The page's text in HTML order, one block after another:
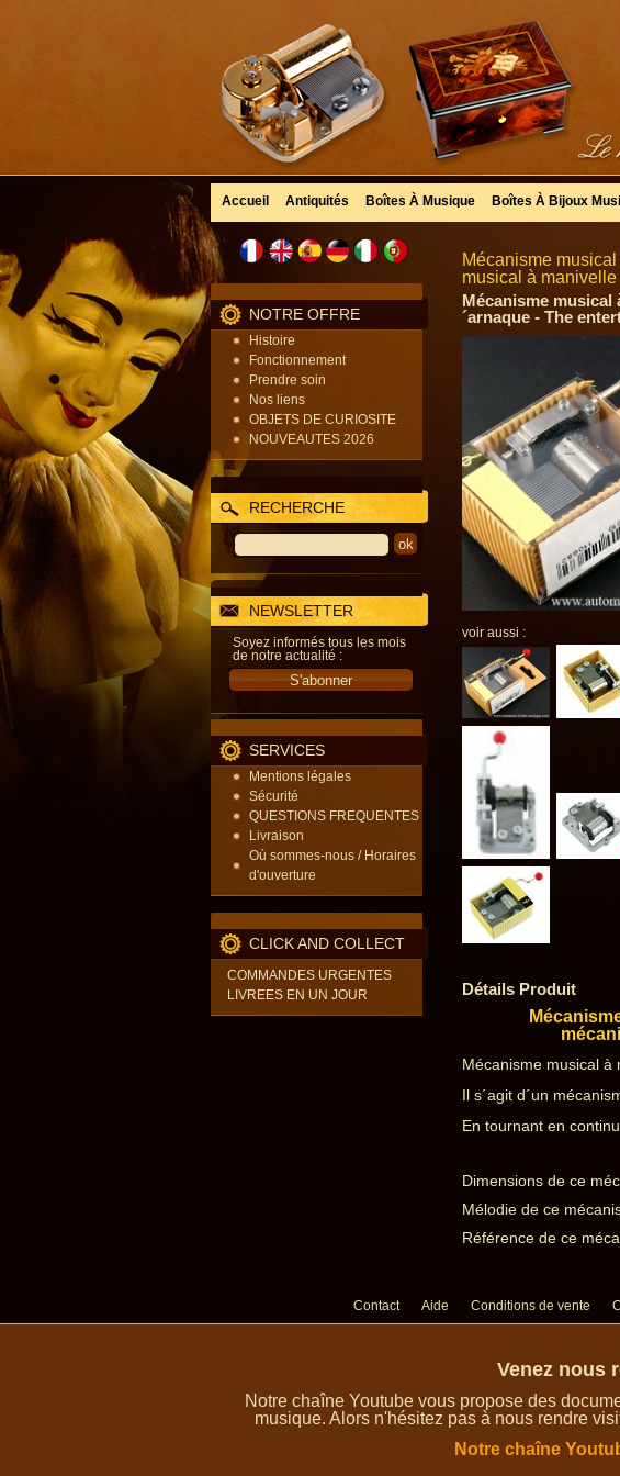
Accueil Antiquités Boîtes À Musique Boîtes À Bijoux
NOTRE OFFRE
Histoire
Fonctionnement
Prendre soin
Nos liens
OBJETS DE CURIOSITE
NOUVEAUTES 2026
RECHERCHE
NEWSLETTER
Soyez informés tous les mois
de notre actualité :
SERVICES
Mentions légales
Sécurité
QUESTIONS FREQUENTES
Livraison
Où sommes-nous / Horaires
d'ouverture
CLICK AND COLLECT
COMMANDES URGENTES
LIVREES EN UN JOUR
Mécanisme
musical à
Mécanisme musical
´arnaque - The
voir aussi :
Détails Produit
Mécanisme musical à
Il s´agit d´un
En tournant en
Dimensions de ce
Mélodie de ce
Référence de ce
Contact Aide Conditions de vente
Venez nous
Notre chaîne Youtube vous propose des
musique. Alors n'hésitez pas à nous rendre
Notre chaîne